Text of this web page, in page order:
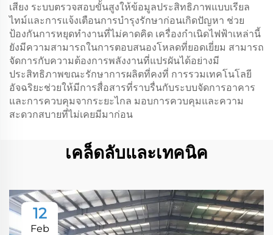
เสียง ระบบตรวจสอบขั้นสูงให้ข้อมูลประสิทธิภาพแบบเรียล
ไทม์และการแจ้งเตือนการบำรุงรักษาก่อนเกิดปัญหา ช่วย
ป้องกันการหยุดทำงานที่ไม่คาดคิด เครื่องกำเนิดไฟฟ้าเหล่านี้
ยังมีความสามารถในการตอบสนองโหลดที่ยอดเยี่ยม สามารถ
จัดการกับความต้องการพลังงานที่แปรผันได้อย่างมี
ประสิทธิภาพขณะรักษาการผลิตที่คงที่ การรวมเทคโนโลยี
อัจฉริยะช่วยให้มีการสื่อสารที่ราบรื่นกับระบบจัดการอาคาร
และการควบคุมจากระยะไกล มอบการควบคุมและความ
สะดวกสบายที่ไม่เคยมีมาก่อน
เคล็ดลับและเทคนิค
12
Feb